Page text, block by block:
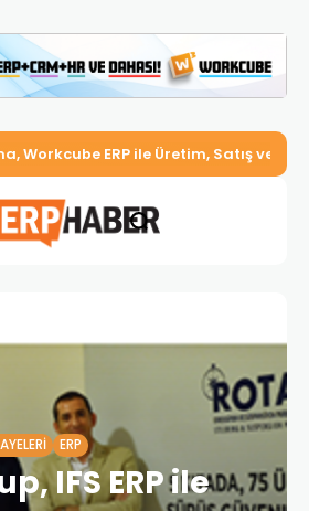
Workcube ERP ile Üretim, Satış ve
ERP
IFS ERP ile